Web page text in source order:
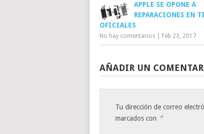
APPLE SE OPONE A
REPARACIONES EN
OFICIALES
No hay comentarios Feb 23, 2017
AÑADIR UN
Tu dirección de correo
marcados con *